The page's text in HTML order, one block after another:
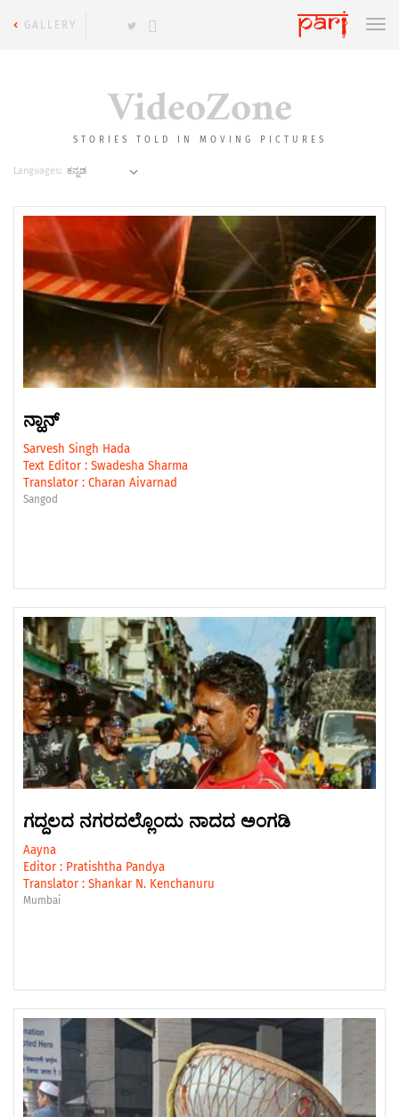
GALLERY
VideoZone
STORIES TOLD IN MOVING PICTURES
Languages:
ನ್ಹಾನ್
Sarvesh Singh Hada
Text Editor : Swadesha Sharma
Translator : Charan Aivarnad
Sangod
ಗದ್ದಲದ ನಗರದಲ್ಲೊಂದು ನಾದದ ಅಂಗಡಿ
Aayna
Editor : Pratishtha Pandya
Translator : Shankar N. Kenchanuru
Mumbai